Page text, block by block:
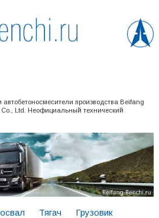
производства Beifang
Ltd. Неофициальный технический
Тягач
Грузовик